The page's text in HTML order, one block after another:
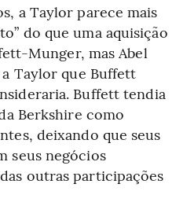
a Taylor parece mais
do que uma aquisição
Munger, mas Abel
Taylor que Buffett
Buffett tendia
Berkshire como
deixando que seus
seus negócios
outras participações